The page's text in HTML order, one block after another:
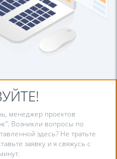
менеджер проектов
Возникли вопросы по
здесь? Не тратьте
заявку и я свяжусь с